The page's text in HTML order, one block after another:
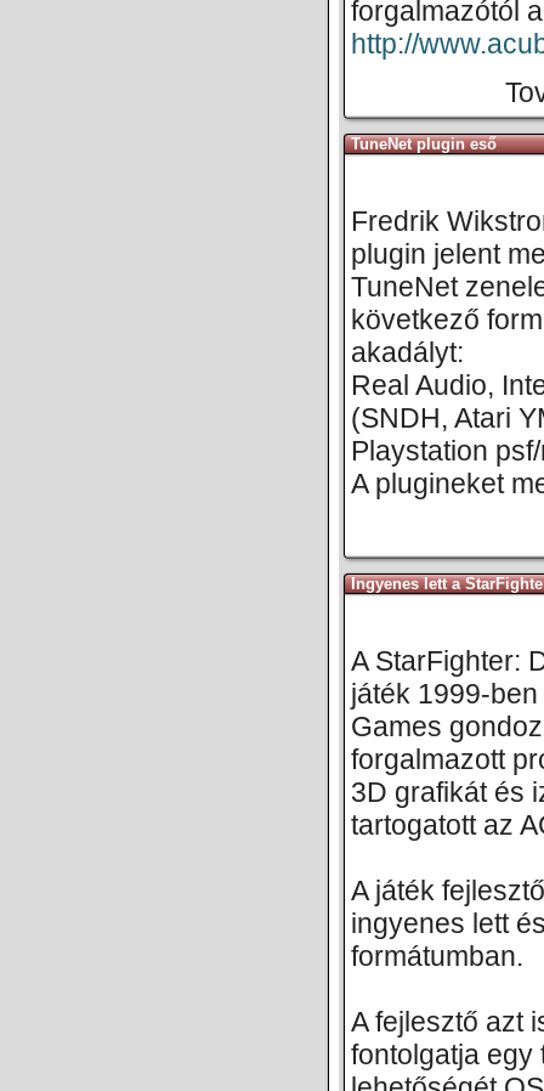
forgalmazótól
http://
TuneNet plugin eső
Fredrik
plugin jelent
TuneNet
következő
akadályt:
Real Audio,
(SNDH, Atari
Playstation
A plugineket
Ingyenes lett a
A StarFighter:
játék 1999-
Games
forgalmazott
3D grafikát és
tartogatott az
A játék
ingyenes lett
formátumban.
A fejlesztő azt
fontolgatja egy